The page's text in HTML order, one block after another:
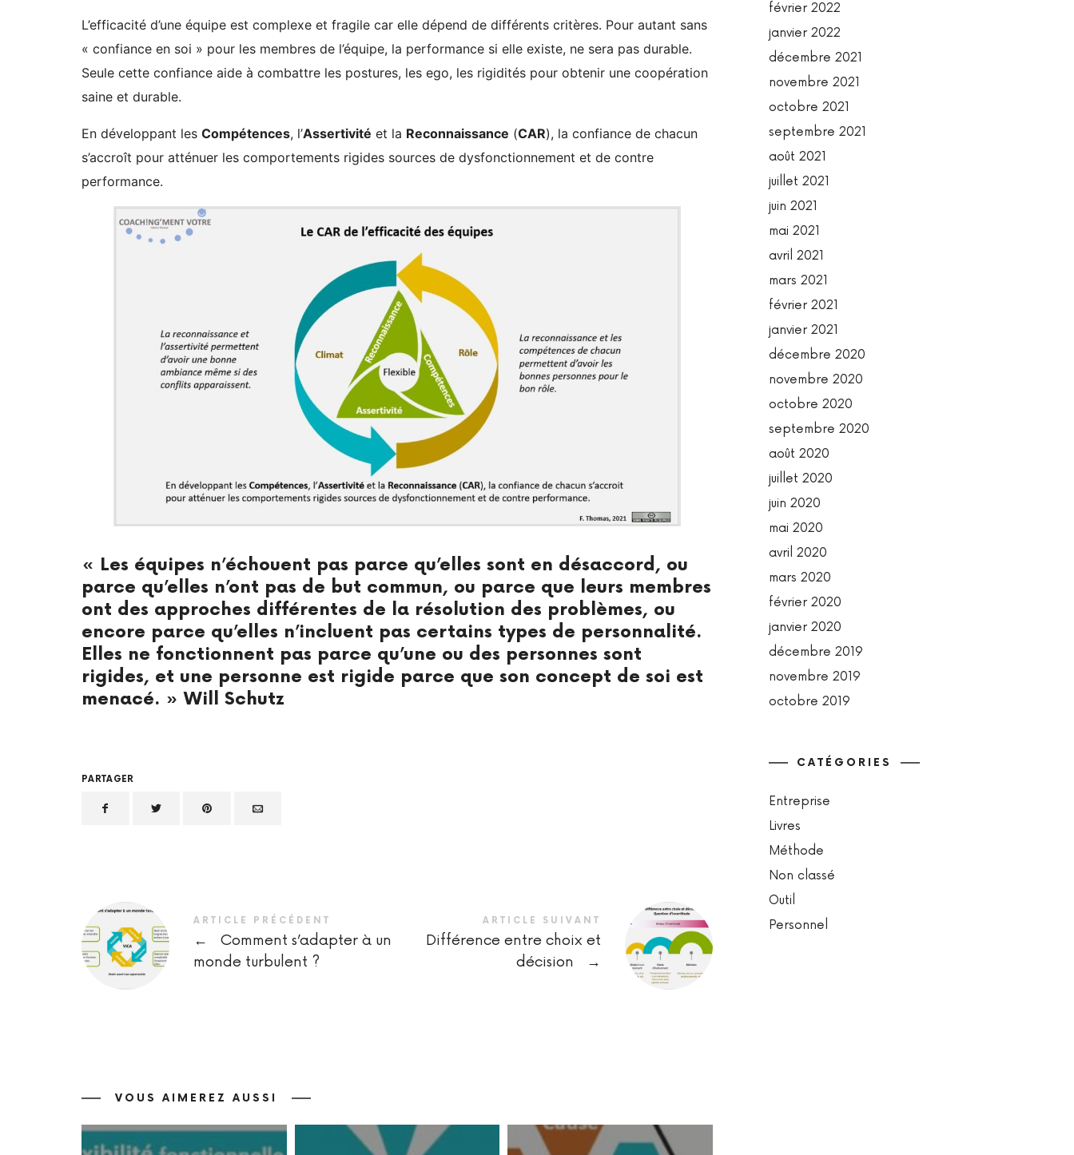
L’efficacité d’une équipe est complexe et fragile car elle dépend de différents critères. Pour autant sans
« confiance en soi » pour les membres de l’équipe, la performance si elle existe, ne sera pas durable.
Seule cette confiance aide à combattre les postures, les ego, les rigidités pour obtenir une coopération
saine et durable.
En développant les Compétences, l’Assertivité et la Reconnaissance (CAR), la confiance de chacun
s’accroît pour atténuer les comportements rigides sources de dysfonctionnement et de contre
performance.
« Les équipes n’échouent pas parce qu’elles sont en désaccord, ou
parce qu’elles n’ont pas de but commun, ou parce que leurs membres
ont des approches différentes de la résolution des problèmes, ou
encore parce qu’elles n’incluent pas certains types de personnalité.
Elles ne fonctionnent pas parce qu’une ou des personnes sont
rigides, et une personne est rigide parce que son concept de soi est
menacé. » Will Schutz
PARTAGER
ARTICLE PRÉCÉDENT
←
Comment s’adapter à un
monde turbulent ?
ARTICLE SUIVANT
Différence entre choix et
décision
→
VOUS AIMEREZ AUSSI
février 2022
janvier 2022
décembre 2021
novembre 2021
octobre 2021
septembre 2021
août 2021
juillet 2021
juin 2021
mai 2021
avril 2021
mars 2021
février 2021
janvier 2021
décembre 2020
novembre 2020
octobre 2020
septembre 2020
août 2020
juillet 2020
juin 2020
mai 2020
avril 2020
mars 2020
février 2020
janvier 2020
décembre 2019
novembre 2019
octobre 2019
CATÉGORIES
Entreprise
Livres
Méthode
Non classé
Outil
Personnel